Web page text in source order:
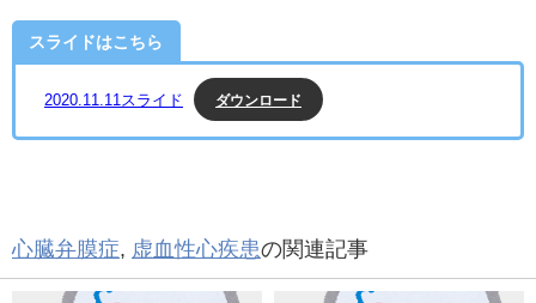
スライドはこちら
2020.11.11スライド ダウンロード
心臓弁膜症, 虚血性心疾患の関連記事